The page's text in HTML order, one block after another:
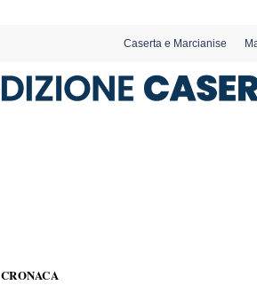
Caserta e Marcianise
CRONACA